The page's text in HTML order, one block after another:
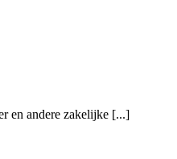
en andere zakelijke [...]